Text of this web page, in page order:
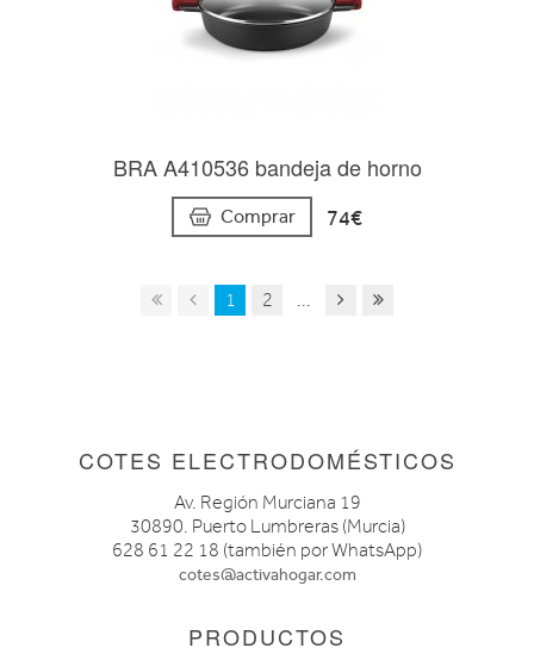
BRA A410536 bandeja de horno
Comprar 74€
1 2 ...
COTES ELECTRODOMÉSTICOS
Av. Región Murciana 19
30890. Puerto Lumbreras (Murcia)
628 61 22 18 (también por WhatsApp)
cotes@activahogar.com
PRODUCTOS